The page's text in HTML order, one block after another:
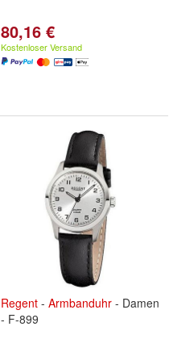
80,16 €
Kostenloser Versand
Regent - Armbanduhr - Damen
- F-899